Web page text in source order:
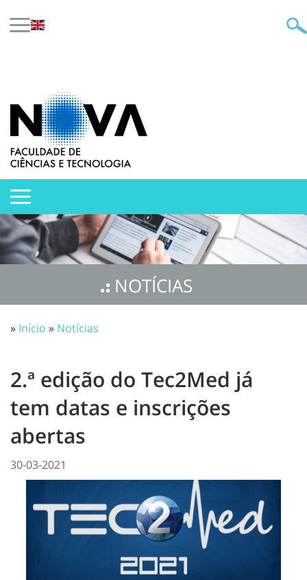
NOTÍCIAS
» Início » Notícias
2.ª edição do Tec2Med já
tem datas e inscrições
abertas
30-03-2021